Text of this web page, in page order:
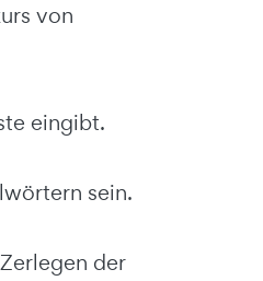
von
eingibt.
sein.
der